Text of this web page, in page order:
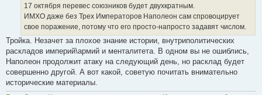
17 октября перевес союзников будет двухкратным.
ИМХО даже без Трех Императоров Наполеон сам спровоцирует
свое поражение, потому что его просто-напросто задавят числом.
Тройка. Незачет за плохое знание истории, внутриполитических
раскладов империй\армий и менталитета. В одном вы не ошиблись,
Наполеон продолжит атаку на следующий день, но расклад будет
совершенно другой. А вот какой, советую почитать внимательно
исторические материалы.